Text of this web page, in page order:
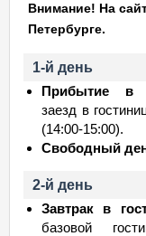
Внимание! На
Петербурге.
1-й день
Прибытие в
заезд в
(14:00-15:00).
Свободный
2-й день
Завтрак в
базовой